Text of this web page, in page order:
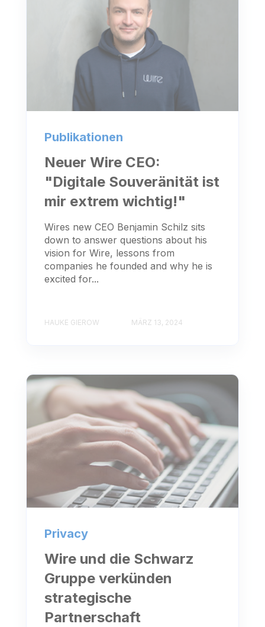
Publikationen
Neuer Wire CEO:
"Digitale Souveränität ist
mir extrem wichtig!"
Wires new CEO Benjamin Schilz sits
down to answer questions about his
vision for Wire, lessons from
companies he founded and why he is
excited for...
HAUKE GIEROW MÄRZ 13, 2024
Privacy
Wire und die Schwarz
Gruppe verkünden
strategische
Partnerschaft